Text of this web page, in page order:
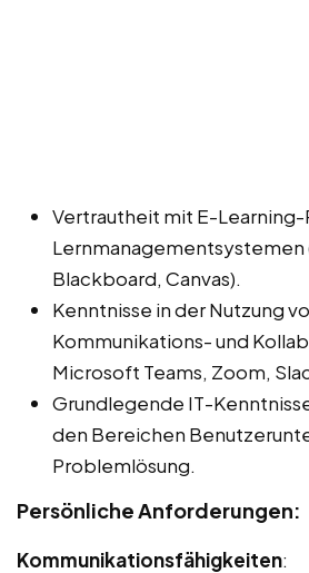
Vertrautheit mit E-
Lernmanagementsystemen
Blackboard, Canvas).
Kenntnisse in der Nutzung
Kommunikations- und
Microsoft Teams, Zoom,
Grundlegende IT-
den Bereichen
Problemlösung.
Persönliche Anforderungen:
Kommunikationsfähigkeiten: